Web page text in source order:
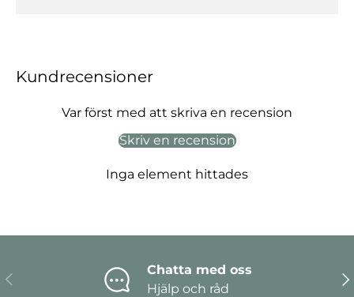
Kundrecensioner
Var först med att skriva en recension
Skriv en recension
Inga element hittades
Föregående
Chatta med oss
Hjälp och råd